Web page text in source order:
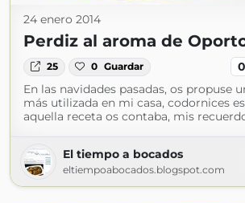
24 enero 2014
Perdiz al aroma de
25 0 Guardar 0
En las navidades pasadas, os propuse
más utilizada en mi casa, codornices
aquella receta os contaba, mis
El tiempo a bocados
eltiempoabocados.blogspot.com